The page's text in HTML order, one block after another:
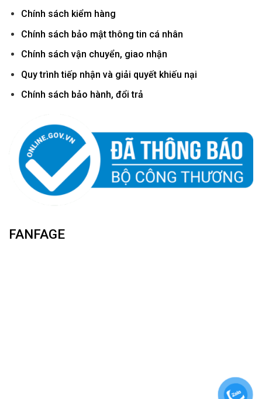
Chính sách kiểm hàng
Chính sách bảo mật thông tin cá nhân
Chính sách vận chuyển, giao nhận
Quy trình tiếp nhận và giải quyết khiếu nại
Chính sách bảo hành, đổi trả
FANFAGE